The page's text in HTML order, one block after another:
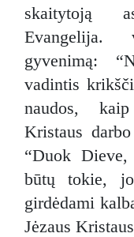
skaitytoją
Evangelija.
gyvenimą:
vadintis
naudos,
Kristaus
“Duok
būtų tokie,
girdėdami
Jėzaus